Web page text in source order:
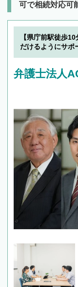
可で相続対応可
【県庁前駅徒歩
だけるようにサポ
弁護士法人